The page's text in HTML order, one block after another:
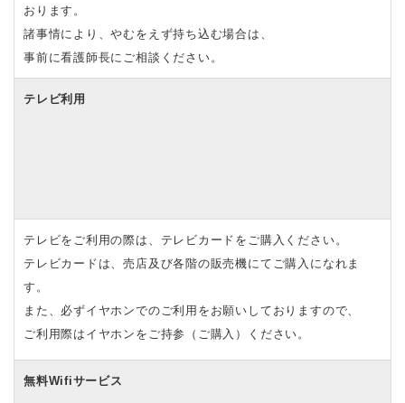
おります。
諸事情により、やむをえず持ち込む場合は、
事前に看護師長にご相談ください。
テレビ利用
テレビをご利用の際は、テレビカードをご購入ください。
テレビカードは、売店及び各階の販売機にてご購入になれま
す。
また、必ずイヤホンでのご利用をお願いしておりますので、
ご利用際はイヤホンをご持参（ご購入）ください。
無料Wifiサービス